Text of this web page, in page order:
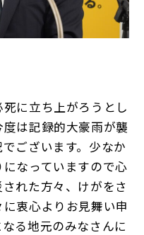
に立ち上がろうとし
は記録的大豪雨が襲
ございます。少なか
なっていますので心
れた方々、けがをさ
衷心よりお見舞い申
る地元のみなさんに